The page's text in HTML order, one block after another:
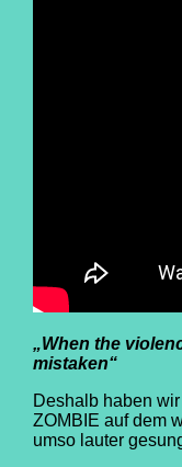
„When the
mistaken“
Deshalb haben
ZOMBIE auf dem
umso lauter